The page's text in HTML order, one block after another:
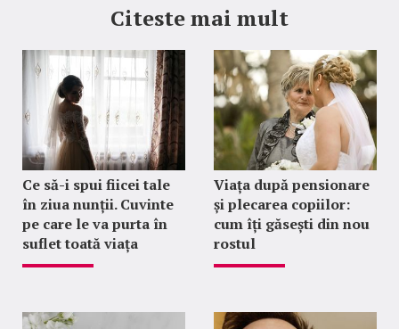
Citeste mai mult
Ce să-i spui fiicei tale
în ziua nunții. Cuvinte
pe care le va purta în
suflet toată viața
Viața după pensionare
și plecarea copiilor:
cum îți găsești din nou
rostul